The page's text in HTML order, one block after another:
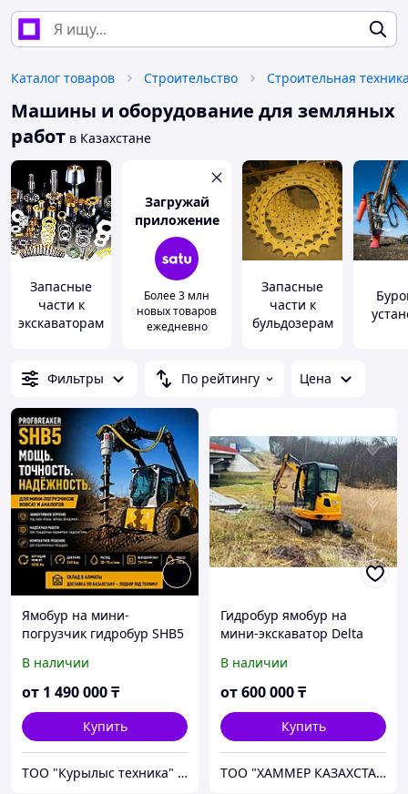
Каталог товаров Строительство
Машины и оборудование для земляных
работ в Казахстане
Запасные
части к
экскаваторам
Загружай
приложение
Более 3 млн
новых товаров
ежедневно
Запасные
части к
бульдозерам
Фильтры По рейтингу Цена
Ямобур на мини-
погрузчик гидробур SHB5
Нм)
В наличии
от 1 490 000₸
Купить
ТОО "Курылыс техника" Алматы
Гидробур ямобур на
мини-экскаватор Delta
В наличии
от600 000₸
Купить
ТОО "ХАММЕР КАЗАХСТАН"